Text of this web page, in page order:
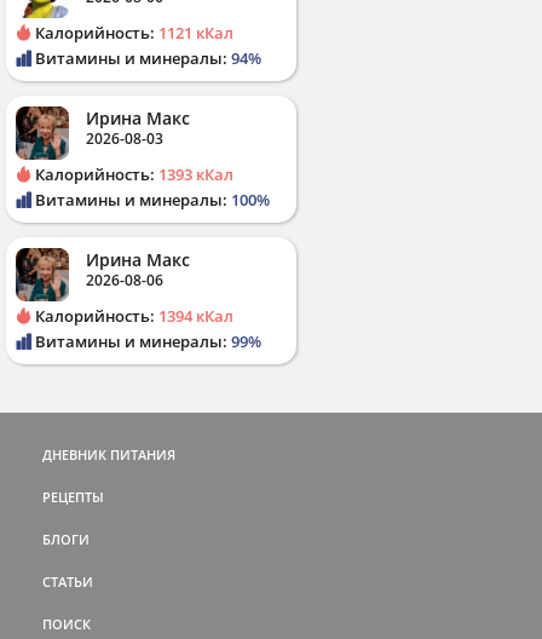
Калорийность: 1121 кКал
Витамины и минералы: 94%
Ирина Макс
2026-08-03
Калорийность: 1393 кКал
Витамины и минералы: 100%
Ирина Макс
2026-08-06
Калорийность: 1394 кКал
Витамины и минералы: 99%
ДНЕВНИК ПИТАНИЯ
РЕЦЕПТЫ
БЛОГИ
СТАТЬИ
ПОИСК